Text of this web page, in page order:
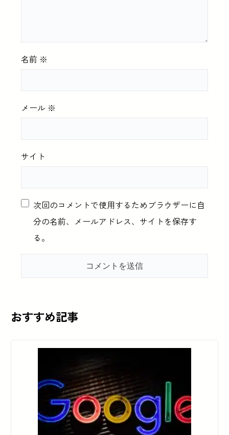
名前 ※
メール ※
サイト
次回のコメントで使用するためブラウザーに自
分の名前、メールアドレス、サイトを保存す
る。
おすすめ記事